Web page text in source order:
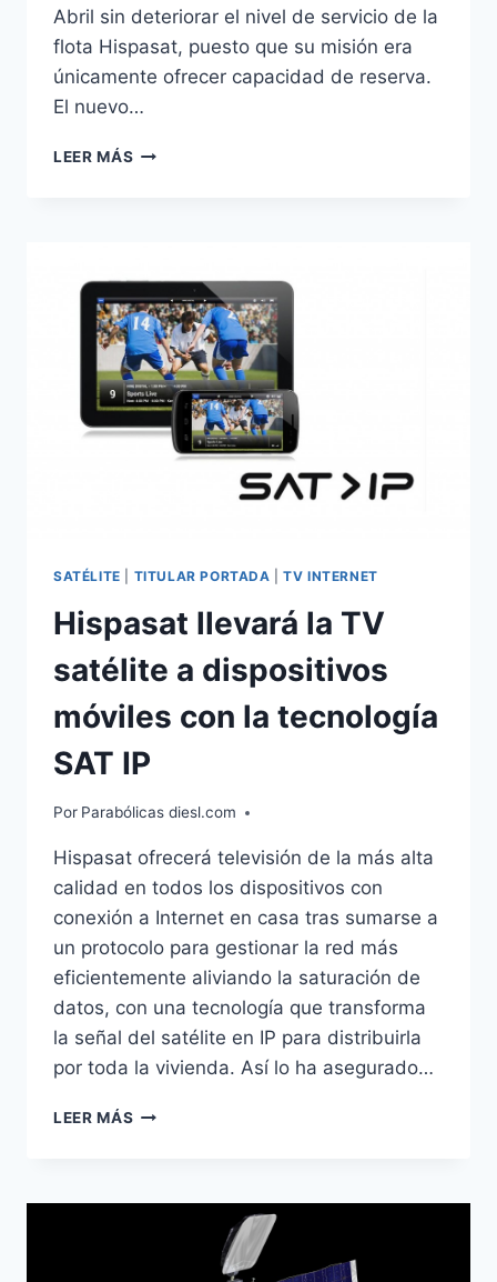
Abril sin deteriorar el nivel de servicio de la
flota Hispasat, puesto que su misión era
únicamente ofrecer capacidad de reserva.
El nuevo…
LEER MÁS AMAZONAS
4B
SATÉLITE TITULAR PORTADA |TV INTERNET
Hispasat llevará la TV
satélite a dispositivos
móviles con la tecnología
SAT IP
Por Parabólicas diesl.com
Hispasat ofrecerá televisión de la más alta
calidad en todos los dispositivos con
conexión a Internet en casa tras sumarse a
un protocolo para gestionar la red más
eficientemente aliviando la saturación de
datos, con una tecnología que transforma
la señal del satélite en IP para distribuirla
por toda la vivienda. Así lo ha asegurado…
LEER MÁS HISPASAT
SATÉLITE
DISPOSITIVOS